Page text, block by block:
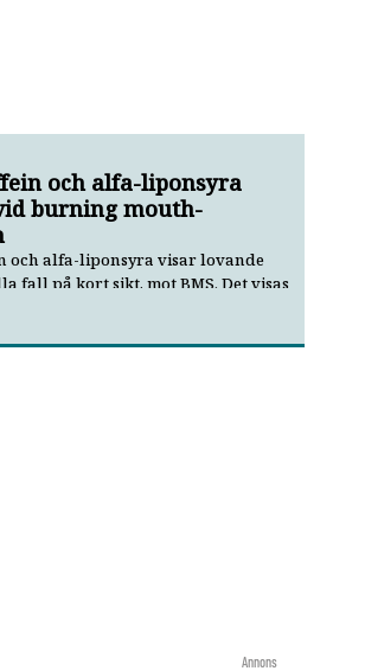
och alfa-liponsyra
burning mouth-
och alfa-liponsyra visar lovande
fall på kort sikt, mot BMS. Det visas
kontrollerad studie.
Annons